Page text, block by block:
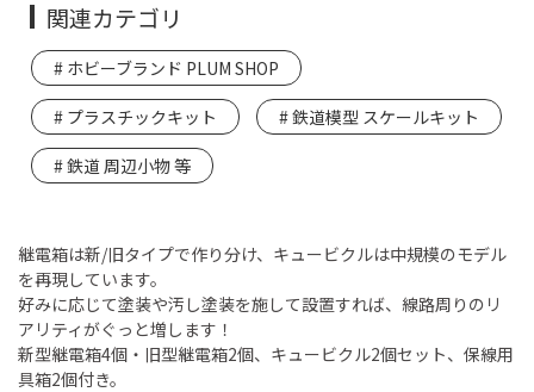
継電箱は新/旧タイプで作り分け、キュービクルは中規模のモデル
を再現しています。
好みに応じて塗装や汚し塗装を施して設置すれば、線路周りのリ
アリティがぐっと増します！
新型継電箱4個・旧型継電箱2個、キュービクル2個セット、保線用
具箱2個付き。
関連カテゴリ
ホビーブランド PLUM SHOP
プラスチックキット 鉄道模型 スケールキット
鉄道 周辺小物 等